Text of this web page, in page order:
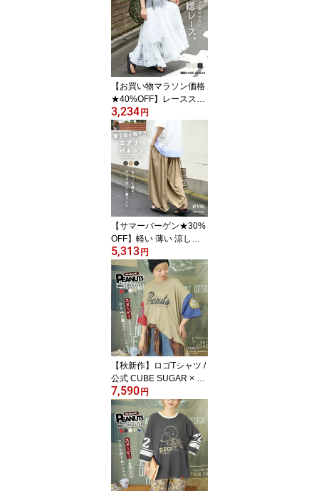
コクーンパンツ (6色): ア
メカジ レディース ボト
ムス パンツ 無地 シンプ
ル カジュアル ナチュラ
ル リラックス
【お買い物マラソン価格
★40%OFF】レーススカ
ート / 公式 CUBE SUGA
R 花柄 レース ギャザー
スカート (3色): アメカジ
レディース ボトムス ス
カート 刺繍 ロング丈 ウ
エストゴム フレア カジ
ュアル ナチュラル キュ
ーブシュガー
3,234 円
【サマーバーゲン★30%
OFF】軽い 薄い 涼しい
パンツ / cube sugar evo.
(キューブシュガーエボ)
エアリーバルーンパンツ
(3色): アメカジ レディー
ス ボトムス パンツ イー
ジーパンツ ウエストゴム
無地 涼しい シンプル カ
ジュアル
5,313 円
【秋新作】ロゴTシャツ /
公式 CUBE SUGAR × PE
ANUTS ( ピーナッツ ) 3
2/-スラブ天竺 配色 ワイ
ド Tシャツ (4色): レディ
ース トップス カットソ
ー キャラクター オーバ
ーサイズ スヌーピー ア
メカジ カジュアル キュ
ーブシュガー
7,590 円